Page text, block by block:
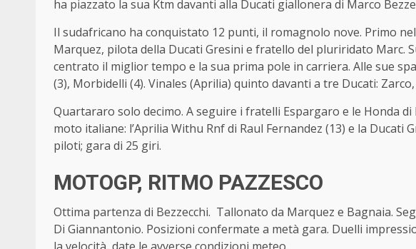
ha piazzato la sua Ktm davanti alla Ducati giallonera di Marco
Il sudafricano ha conquistato 12 punti, il romagnolo nove. Primo
Marquez, pilota della Ducati Gresini e fratello del pluriridato Marc.
centrato il miglior tempo e la sua prima pole in carriera. Alle sue
(3), Morbidelli (4). Vinales (Aprilia) quinto davanti a tre Ducati:
Quartararo solo decimo. A seguire i fratelli Espargaro e le Honda
moto italiane: l’Aprilia Withu Rnf di Raul Fernandez (13) e la Ducati
piloti; gara di 25 giri.
MOTOGP, RITMO PAZZESCO
Ottima partenza di Bezzecchi. Tallonato da Marquez e Bagnaia.
Di Giannantonio. Posizioni confermate a metà gara. Duelli
la velocità, date le avverse condizioni meteo.